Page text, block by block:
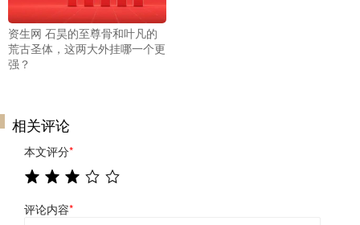
资生网 石昊的至尊骨和叶凡的
荒古圣体，这两大外挂哪一个更
强？
相关评论
本文评分*
评论内容*